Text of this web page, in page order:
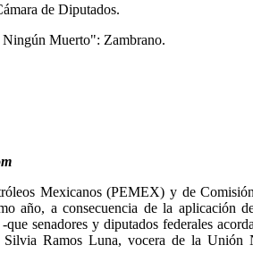
de Diputados.
Muerto": Zambrano.
Mexicanos (PEMEX) y de
año, a consecuencia de la aplicación
senadores y diputados federales
Ramos Luna, vocera de la Unión